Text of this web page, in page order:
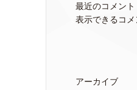
最近のコメント
表示できるコメ
アーカイブ